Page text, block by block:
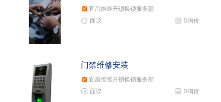
宜昌维维开锁换锁服务部
0询价
面议
门禁维修安装
宜昌维维开锁换锁服务部
0询价
面议